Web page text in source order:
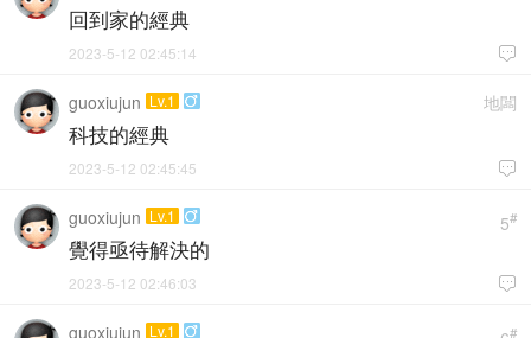
回到家的經典

2023-5-12 02:45:14
地闆
guoxiujun Lv.1 
科技的經典

2023-5-12 02:45:45
5#
guoxiujun Lv.1 
覺得亟待解決的

2023-5-12 02:46:03
#
guoxiujun Lv.1 